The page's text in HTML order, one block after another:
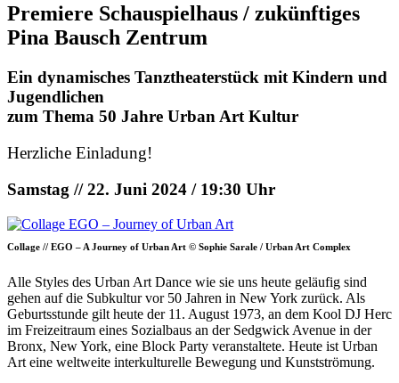
Premiere Schauspielhaus / zukünftiges
Pina Bausch Zentrum
Ein dynamisches Tanztheaterstück mit Kindern und
Jugendlichen
zum Thema 50 Jahre Urban Art Kultur
Herzliche Einladung!
Samstag // 22. Juni 2024 / 19:30 Uhr
Collage // EGO – A Journey of Urban Art © Sophie Sarale / Urban Art Complex
Alle Styles des Urban Art Dance wie sie uns heute geläufig sind
gehen auf die Subkultur vor 50 Jahren in New York zurück. Als
Geburtsstunde gilt heute der 11. August 1973, an dem Kool DJ Herc
im Freizeitraum eines Sozialbaus an der Sedgwick Avenue in der
Bronx, New York, eine Block Party veranstaltete. Heute ist Urban
Art eine weltweite interkulturelle Bewegung und Kunstströmung.